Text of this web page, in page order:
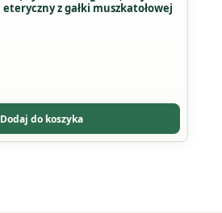
eteryczny z gałki muszkatołowej
Dodaj do koszyka